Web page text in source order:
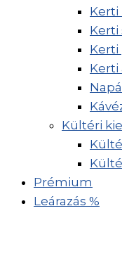
Kerti
Kerti
Kerti
Kerti
Kültéri
Prémium
Leárazás %